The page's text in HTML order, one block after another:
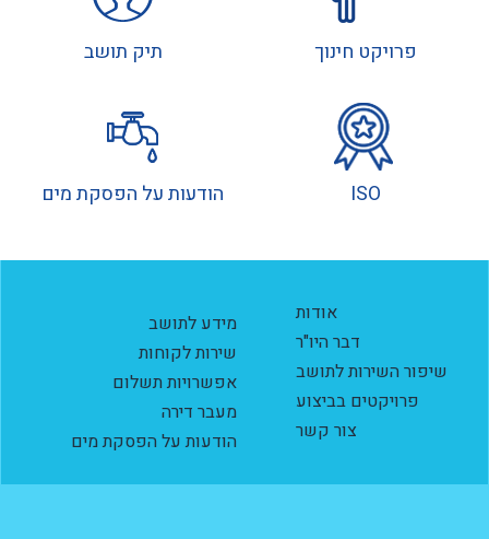
פרויקט חינוך תיק תושב
ISO הודעות על הפסקת מים
אודות
דבר היו"ר
שיפור השירות לתושב
פרויקטים בביצוע
צור קשר
מידע לתושב
שירות לקוחות
אפשרויות תשלום
מעבר דירה
הודעות על הפסקת מים